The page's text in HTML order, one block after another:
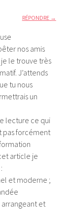
RÉPONDRE
nos amis
le trouve très
J’attends
tu nous
un
lecture ce qui
pas forcément
article je
et moderne ;
arrangeant et